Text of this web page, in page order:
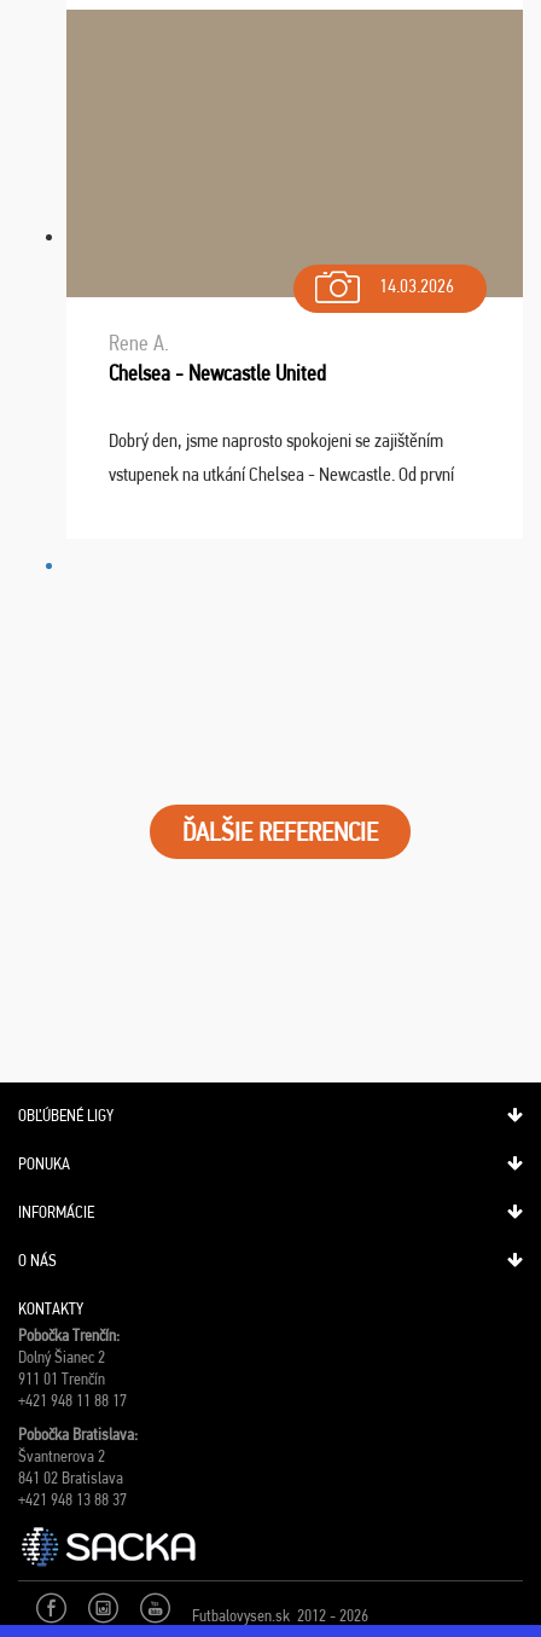
spokojnosti. Sedenie bolo dobré, štadión Barnabéu ...
14.03.2026
Rene A.
Chelsea - Newcastle United
Dobrý den, jsme naprosto spokojeni se zajištěním
vstupenek na utkání Chelsea - Newcastle. Od první
ĎALŠIE REFERENCIE
OBĽÚBENÉ LIGY
PONUKA
INFORMÁCIE
O NÁS
KONTAKTY
Pobočka Trenčín:
Dolný Šianec 2
911 01 Trenčín
+421 948 11 88 17
Pobočka Bratislava:
Švantnerova 2
841 02 Bratislava
+421 948 13 88 37
Futbalovysen.sk 2012 - 2026